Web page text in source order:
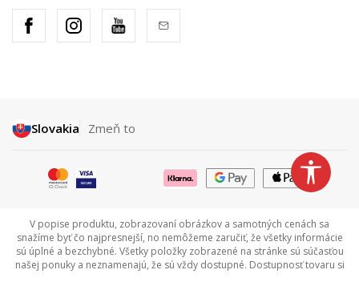
Slovakia Zmeň to
V popise produktu, zobrazovaní obrázkov a samotných cenách sa
snažíme byť čo najpresnejší, no nemôžeme zaručiť, že všetky informácie
sú úplné a bezchybné. Všetky položky zobrazené na stránke sú súčasťou
našej ponuky a neznamenajú, že sú vždy dostupné. Dostupnosť tovaru si